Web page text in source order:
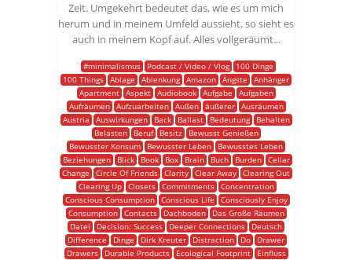
Zeit. Umgekehrt bedeutet das, wie es um mich
herum und in meinem Umfeld aussieht, so sieht es
auch in meinem Kopf auf. Alles vollgeräumt...
#minimalismus Podcast / Video / Vlog
100 Dinge
100 Things Ablage Ablenkung Amazon Ängste
Anhänger
Apartment
Aspekt Audiobook Aufgabe
Aufgaben
Aufräumen
Aufzuarbeiten Außen äußerer
Ausräumen
Austria
Auswirkungen Back Ballast Bedeutung
Behalten
Belasten
Beruf Besitz
Bewusst Genießen
Bewusster Konsum
Bewusster Leben
Bewusstes Leben
Beziehungen
Blick Book Box Brain Buch Burden
Cellar
Change
Circle Of Friends Clarity Clear Away Clearing Out
Clearing Up
Closets Commitments
Concentration
Conscious Consumption
Conscious Life
Consciously Enjoy
Consumption
Contacts Dachboden
Das Große Räumen
Datei
Decision: Success Deeper Connections
Deutsch
Difference
Dinge Dirk Kreuter Distraction Do
Drawer
Drawers
Durable Products Ecological Footprint
Einfluss